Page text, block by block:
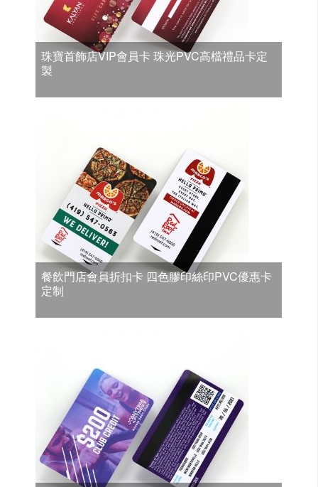
珠寶首飾店VIP會員卡 珠光PVC高檔禮品卡定
製
餐飲門店會員折扣卡 四色膠印絲印PVC優惠卡
定制